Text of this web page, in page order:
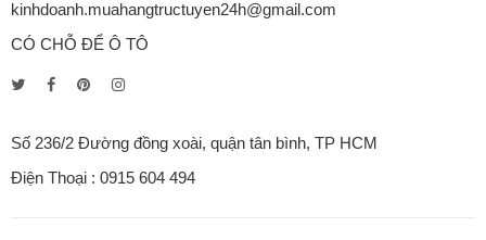
kinhdoanh.muahangtructuyen24h@gmail.com
CÓ CHỖ ĐỂ Ô TÔ
Số 236/2 Đường đồng xoài, quận tân bình, TP HCM
Điện Thoại : 0915 604 494